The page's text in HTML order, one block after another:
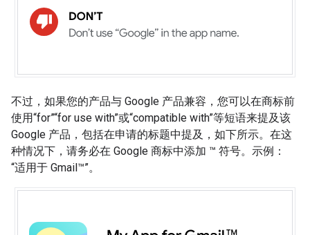
不过，如果您的产品与 Google 产品兼容，您可以在商标前
使用“for”“for use with”或“compatible with”等短语来提及该
Google 产品，包括在申请的标题中提及，如下所示。在这
种情况下，请务必在 Google 商标中添加 ™ 符号。示例：
“适用于 Gmail™”。